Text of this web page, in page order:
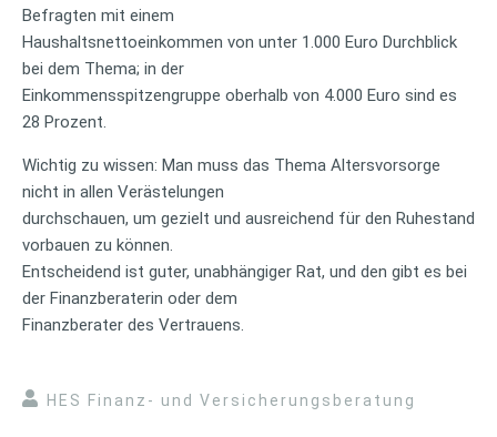
Befragten mit einem
Haushaltsnettoeinkommen von unter 1.000 Euro Durchblick
bei dem Thema; in der
Einkommensspitzengruppe oberhalb von 4.000 Euro sind es
28 Prozent.
Wichtig zu wissen: Man muss das Thema Altersvorsorge
nicht in allen Verästelungen
durchschauen, um gezielt und ausreichend für den Ruhestand
vorbauen zu können.
Entscheidend ist guter, unabhängiger Rat, und den gibt es bei
der Finanzberaterin oder dem
Finanzberater des Vertrauens.
HES Finanz- und Versicherungsberatung